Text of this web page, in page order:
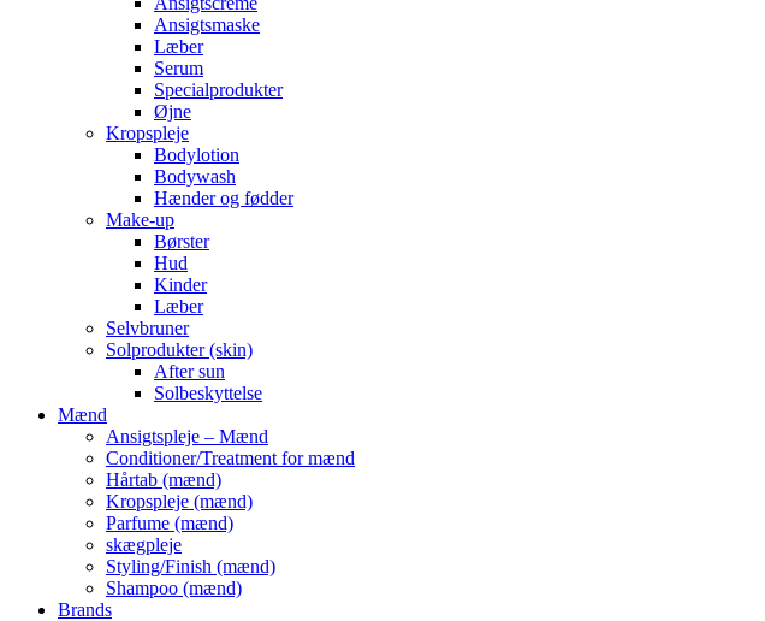
Ansigtsmaske
Læber
Serum
Specialprodukter
Øjne
Kropspleje
Bodylotion
Bodywash
Hænder og fødder
Make-up
Børster
Hud
Kinder
Læber
Selvbruner
Solprodukter (skin)
After sun
Solbeskyttelse
Mænd
Ansigtspleje – Mænd
Conditioner/Treatment for mænd
Hårtab (mænd)
Kropspleje (mænd)
Parfume (mænd)
skægpleje
Styling/Finish (mænd)
Shampoo (mænd)
Brands